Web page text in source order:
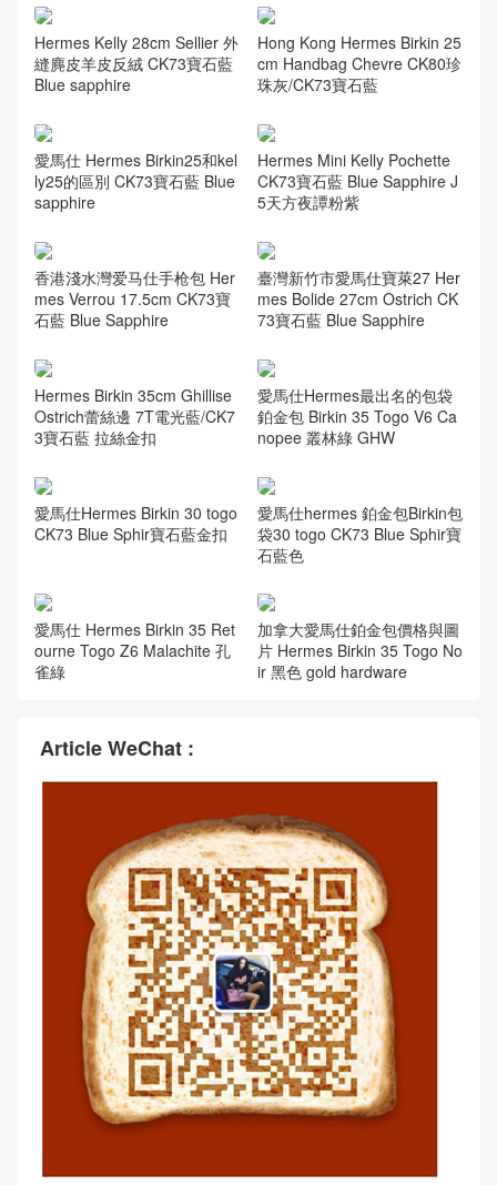
Hermes Kelly 28cm Sellier 外
縫麂皮羊皮反絨 CK73寶石藍
Blue sapphire
Hong Kong Hermes Birkin 25
cm Handbag Chevre CK80珍
珠灰/CK73寶石藍
愛馬仕 Hermes Birkin25和kel
ly25的區別 CK73寶石藍 Blue
sapphire
Hermes Mini Kelly Pochette
CK73寶石藍 Blue Sapphire J
5天方夜譚粉紫
香港淺水灣爱马仕手枪包 Her
mes Verrou 17.5cm CK73寶
石藍 Blue Sapphire
臺灣新竹市愛馬仕寶萊27 Her
mes Bolide 27cm Ostrich CK
73寶石藍 Blue Sapphire
Hermes Birkin 35cm Ghillise
Ostrich蕾絲邊 7T電光藍/CK7
3寶石藍 拉絲金扣
愛馬仕Hermes最出名的包袋
鉑金包 Birkin 35 Togo V6 Ca
nopee 叢林綠 GHW
愛馬仕Hermes Birkin 30 togo
CK73 Blue Sphir寶石藍金扣
愛馬仕hermes 鉑金包Birkin包
袋30 togo CK73 Blue Sphir寶
石藍色
愛馬仕 Hermes Birkin 35 Ret
ourne Togo Z6 Malachite 孔
雀綠
加拿大愛馬仕鉑金包價格與圖
片 Hermes Birkin 35 Togo No
ir 黑色 gold hardware
Article WeChat :